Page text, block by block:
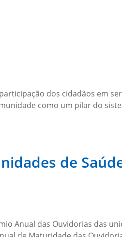
dos cidadãos em
como um pilar do
de
Anual das Ouvidorias das